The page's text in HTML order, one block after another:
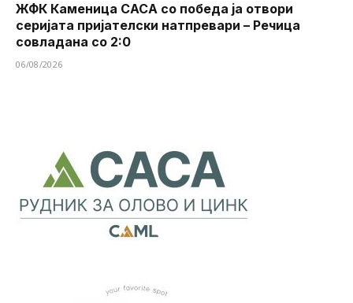
ЖФК Каменица САСА со победа ја отвори
серијата пријателски натпревари – Речица
совладана со 2:0
06/08/2026